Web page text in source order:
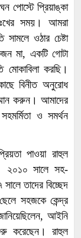
পোস্টে প্রিয়াঙ্কা
সময়। আমরা
ওঠার চেষ্টা
মা, একটি গোটা
মোকাবিলা করছি।
বিনীত অনুরোধ
করুন। আমাদের
ও সমর্থন
পাওয়া রাহুল
২০১০ সালে সহ-
তাদের বিচ্ছেদ
সহজকে কেন্দ্র
আইনি
করেছেন। রাহুল